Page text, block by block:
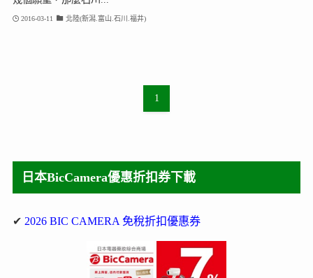
2016-03-11 北陸(新潟.富山.石川.福井)
1
日本BicCamera優惠折扣券下載
✔ 2026 BIC CAMERA 免稅折扣優惠券